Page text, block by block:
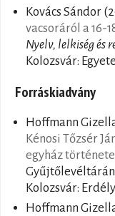
Kovács Sándor
vacsoráról a 16-
Nyelv, lelkiség és
Kolozsvár:
Forráskiadvány
Hoffmann
Kénosi Tőzsér
egyház története
Kolozsvár:
Hoffmann